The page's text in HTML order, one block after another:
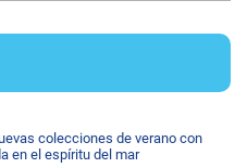
colecciones de verano con
en el espíritu del mar